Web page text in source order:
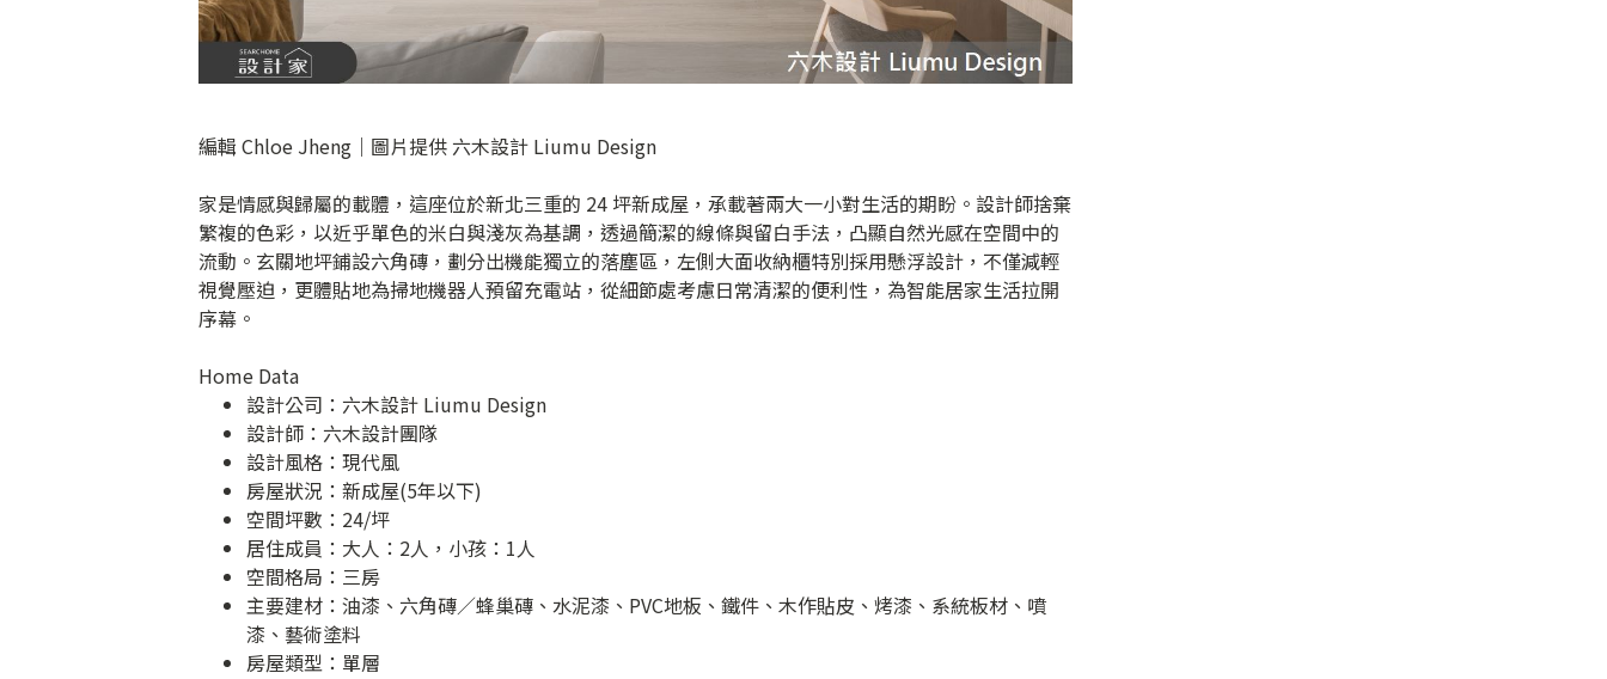
編輯 Chloe Jheng｜圖片提供 六木設計 Liumu Design
家是情感與歸屬的載體，這座位於新北三重的 24 坪新成屋，承載著兩大一小對生活的期盼。設計師捨棄
繁複的色彩，以近乎單色的米白與淺灰為基調，透過簡潔的線條與留白手法，凸顯自然光感在空間中的
流動。玄關地坪鋪設六角磚，劃分出機能獨立的落塵區，左側大面收納櫃特別採用懸浮設計，不僅減輕
視覺壓迫，更體貼地為掃地機器人預留充電站，從細節處考慮日常清潔的便利性，為智能居家生活拉開
序幕。
Home Data
設計公司： 六木設計 Liumu Design
設計師：六木設計團隊
設計風格：現代風
房屋狀況：新成屋(5年以下)
空間坪數：24/坪
居住成員：大人：2人，小孩：1人
空間格局：三房
主要建材：油漆、六角磚／蜂巢磚、水泥漆、PVC地板、鐵件、木作貼皮、烤漆、系統板材、噴
漆、藝術塗料
房屋類型：單層